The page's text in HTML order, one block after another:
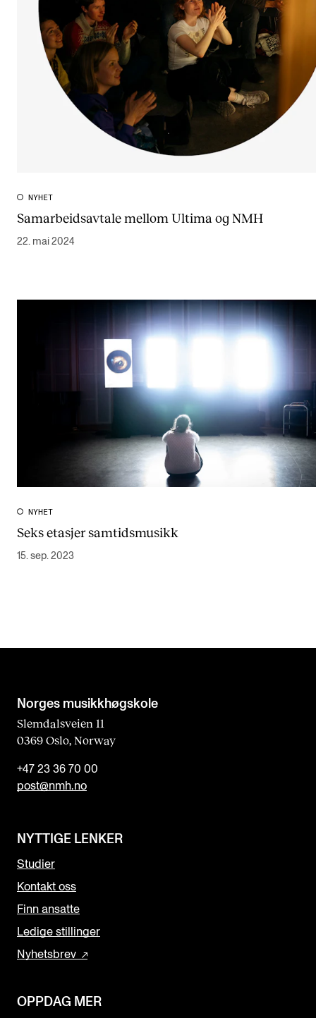
NYHET
Samarbeidsavtale mellom Ultima og NMH
22. mai 2024
NYHET
Seks etasjer samtidsmusikk
15. sep. 2023
Norges musikk­høgskole
Slemdalsveien 11
0369 Oslo, Norway
+47 23 36 70 00
post@nmh.no
NYTTIGE LENKER
Studier
Kontakt oss
Finn ansatte
Ledige stillinger
Nyhetsbrev
OPPDAG MER